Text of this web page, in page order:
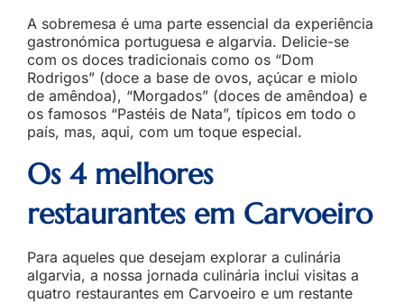
A sobremesa é uma parte essencial da experiência
gastronómica portuguesa e algarvia. Delicie-se
com os doces tradicionais como os “Dom
Rodrigos” (doce a base de ovos, açúcar e miolo
de amêndoa), “Morgados” (doces de amêndoa) e
os famosos “Pastéis de Nata”, típicos em todo o
país, mas, aqui, com um toque especial.
Os 4 melhores
restaurantes em Carvoeiro
Para aqueles que desejam explorar a culinária
algarvia, a nossa jornada culinária inclui visitas a
quatro restaurantes em Carvoeiro e um restante